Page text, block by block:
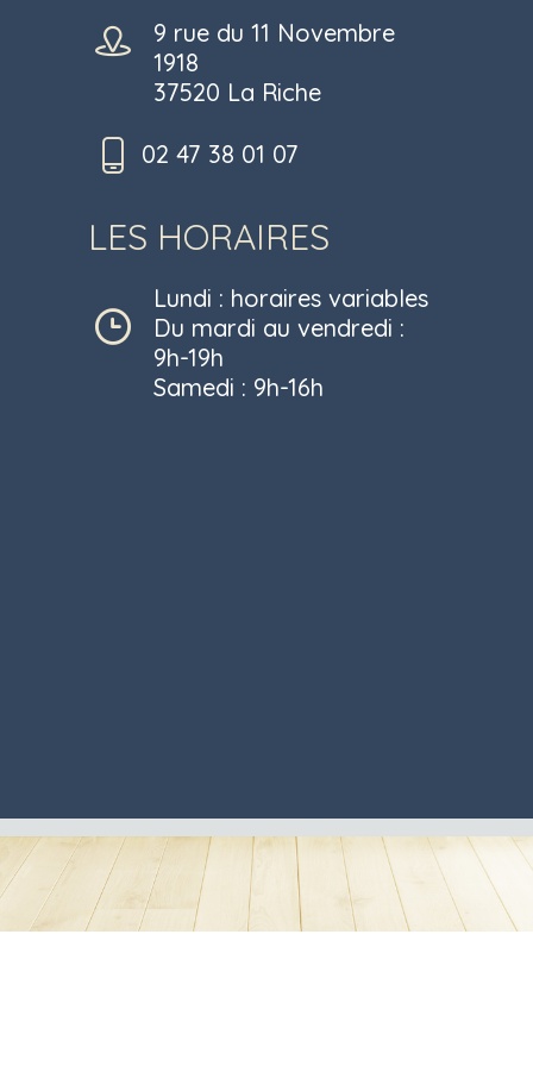
9 rue du 11 Novembre
1918
37520 La Riche
02 47 38 01 07
LES HORAIRES
Lundi : horaires variables
Du mardi au vendredi :
9h-19h
Samedi : 9h-16h